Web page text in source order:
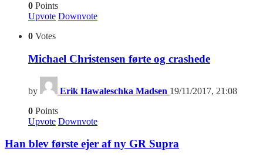
0 Points
Upvote Downvote
0 Votes
Michael Christensen førte og crashede
by Erik Hawaleschka Madsen 19/11/2017, 21:08
0 Points
Upvote Downvote
Han blev første ejer af ny GR Supra